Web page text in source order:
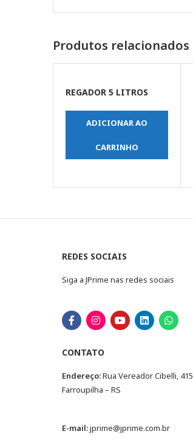
Produtos relacionados
REGADOR 5 LITROS
ADICIONAR AO
CARRINHO
REDES SOCIAIS
Siga a JPrime nas redes sociais
CONTATO
Endereço:Rua Vereador Cibelli, 415
Farroupilha – RS
E-mail:jprime@jprime.com.br